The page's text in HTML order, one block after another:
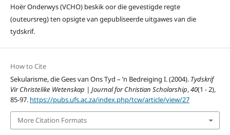
Hoër Onderwys (VCHO) beskik oor die gevestigde regte
(outeursreg) ten opsigte van gepubliseerde uitgawes van die
tydskrif.
How to Cite
Sekularisme, die Gees van Ons Tyd – ’n Bedreiging I. (2004). Tydskrif
Vir Christelike Wetenskap | Journal for Christian Scholarship,40(1 - 2),
85-97. https://pubs.ufs.ac.za/index.php/tcw/article/view/27
More Citation Formats